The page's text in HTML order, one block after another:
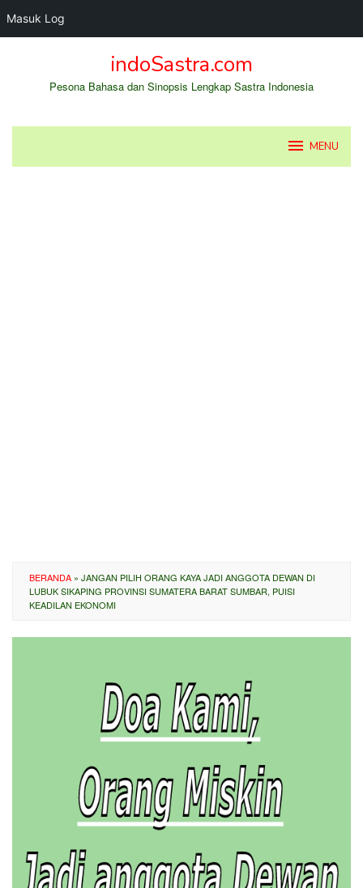
Masuk Log
indoSastra.com
Pesona Bahasa dan Sinopsis Lengkap Sastra Indonesia
MENU
BERANDA » JANGAN PILIH ORANG KAYA JADI ANGGOTA DEWAN DI
LUBUK SIKAPING PROVINSI SUMATERA BARAT SUMBAR, PUISI
KEADILAN EKONOMI